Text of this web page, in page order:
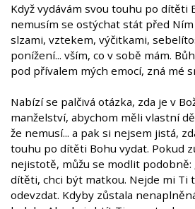
Když vydávám svou touhu po dítěti
nemusím se ostýchat stát před
slzami, vztekem, výčitkami,
ponížení... vším, co v sobě mám.
pod přívalem mých emocí, zná mé
Nabízí se palčivá otázka, zda je v
manželství, abychom měli vlastní
že nemusí... a pak si nejsem jistá,
touhu po dítěti Bohu vydat. Pokud
nejistotě, můžu se modlit podobně:
dítěti, chci být matkou. Nejde mi Ti
odevzdat. Kdyby zůstala